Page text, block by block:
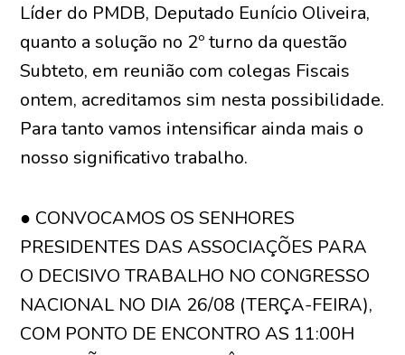
Líder do PMDB, Deputado Eunício Oliveira,
quanto a solução no 2º turno da questão
Subteto, em reunião com colegas Fiscais
ontem, acreditamos sim nesta possibilidade.
Para tanto vamos intensificar ainda mais o
nosso significativo trabalho.
● CONVOCAMOS OS SENHORES
PRESIDENTES DAS ASSOCIAÇÕES PARA
O DECISIVO TRABALHO NO CONGRESSO
NACIONAL NO DIA 26/08 (TERÇA-FEIRA),
COM PONTO DE ENCONTRO AS 11:00H